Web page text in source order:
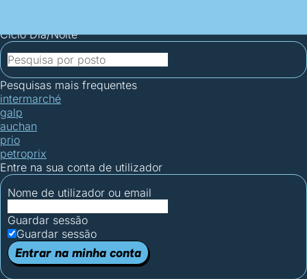
Ciclo Dia/Noite
Pesquisas mais frequentes
intermarché
galp
auchan
prio
petroprix
Entre na sua conta de utilizador
Nome de utilizador ou email
Guardar sessão
Guardar sessão
Entrar na minha conta